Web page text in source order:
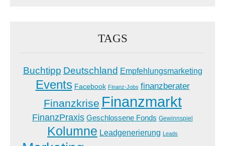
TAGS
Buchtipp Deutschland Empfehlungsmarketing
Events Facebook Finanz-Jobs finanzberater
Finanzkrise Finanzmarkt
FinanzPraxis Geschlossene Fonds Gewinnspiel
Kolumne Leadgenerierung Leads